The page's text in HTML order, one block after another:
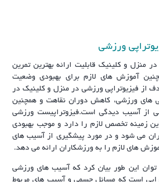
ورزشی
منزل و کلینیک قابلیت ارائه بهترین تمرین
آموزش های لازم برای بهبودی وضعیت
از فیزیوتراپی ورزشی در منزل و کلینیک در
های ورزشی، کاهش دوران نقاهت و همچنین
از آسیب دیدگی است.فیزوتراپیست ورزشی
زمینه تخصص لازم را دارد و موجب بهبودی
می شود و در مورد پیشگیری از آسیب های
های لازم را به ورزشکاران ارائه می دهد.
توان این طور بیان کرد که آسیب های ورزشی
است که مسائل جسمی و آسیب های مربوط